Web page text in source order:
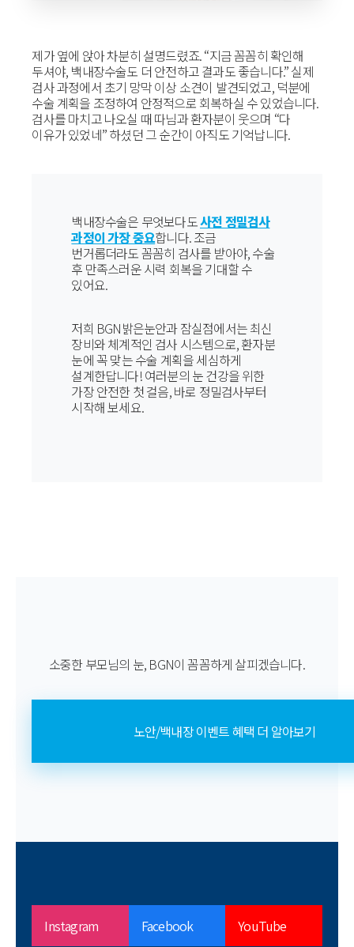
제가 옆에 앉아 차분히 설명드렸죠. “지금 꼼꼼히 확인해
두셔야, 백내장수술도 더 안전하고 결과도 좋습니다.” 실제
검사 과정에서 초기 망막 이상 소견이 발견되었고, 덕분에
수술 계획을 조정하여 안정적으로 회복하실 수 있었습니다.
검사를 마치고 나오실 때 따님과 환자분이 웃으며 “다
이유가 있었네” 하셨던 그 순간이 아직도 기억납니다.
백내장수술은 무엇보다도사전 정밀검사
과정이 가장 중요합니다. 조금
번거롭더라도 꼼꼼히 검사를 받아야, 수술
후 만족스러운 시력 회복을 기대할 수
있어요.
저희 BGN밝은눈안과 잠실점에서는 최신
장비와 체계적인 검사 시스템으로, 환자분
눈에 꼭 맞는 수술 계획을 세심하게
설계한답니다! 여러분의 눈 건강을 위한
가장 안전한 첫 걸음, 바로 정밀검사부터
시작해 보세요.
소중한 부모님의 눈, BGN이 꼼꼼하게 살피겠습니다.
노안/백내장 이벤트 혜택 더 알아보기
Instagram Facebook YouTube